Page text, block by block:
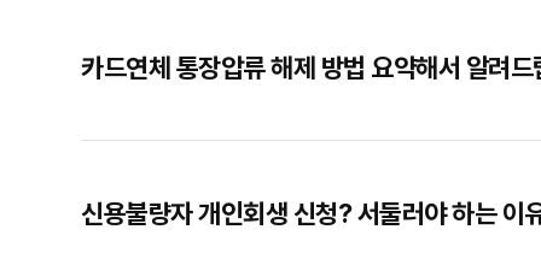
카드연체 통장압류 해제 방법 요약해서 알려드
신용불량자 개인회생 신청? 서둘러야 하는 이